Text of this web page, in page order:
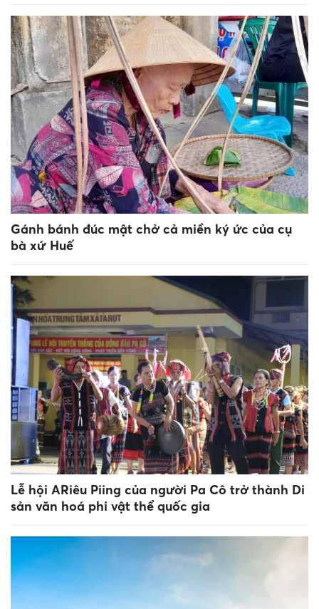
Gánh bánh đúc mật chở cả miền ký ức của cụ
bà xứ Huế
Lễ hội ARiêu Piing của người Pa Cô trở thành Di
sản văn hoá phi vật thể quốc gia